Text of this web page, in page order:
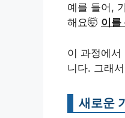
예를 들어,
해요🤯 이를
이 과정에
니다. 그래
새로운